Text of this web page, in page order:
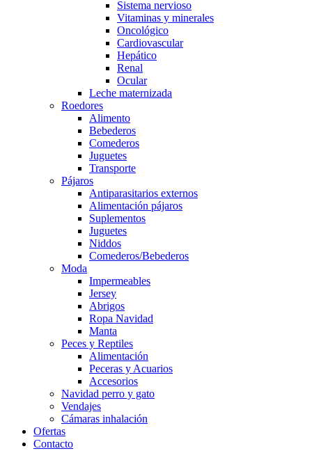
Sistema nervioso
Vitaminas y minerales
Oncológico
Cardiovascular
Hepático
Renal
Ocular
Leche maternizada
Roedores
Alimento
Bebederos
Comederos
Juguetes
Transporte
Pájaros
Antiparasitarios externos
Alimentación pájaros
Suplementos
Juguetes
Niddos
Comederos/Bebederos
Moda
Impermeables
Jersey
Abrigos
Ropa Navidad
Manta
Peces y Reptiles
Alimentación
Peceras y Acuarios
Accesorios
Navidad perro y gato
Vendajes
Cámaras inhalación
Ofertas
Contacto